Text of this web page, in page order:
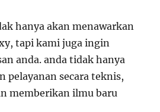
hanya akan menawarkan
tapi kami juga ingin
anda. anda tidak hanya
pelayanan secara teknis,
memberikan ilmu baru